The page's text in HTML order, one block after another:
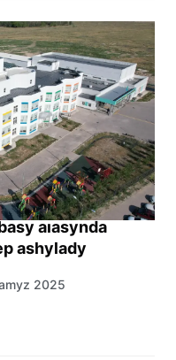
aıasynda
ashylady
2025